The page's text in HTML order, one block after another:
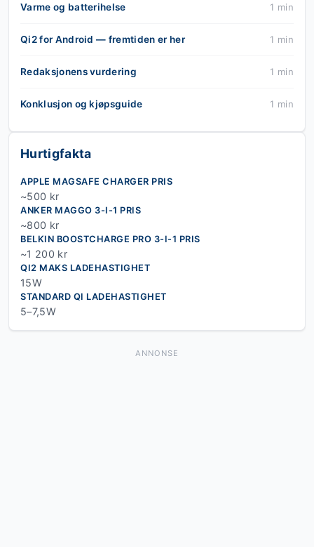
Varme og batterihelse 1 min
Qi2 for Android — fremtiden er her 1 min
Redaksjonens vurdering 1 min
Konklusjon og kjøpsguide 1 min
Hurtigfakta
APPLE MAGSAFE CHARGER PRIS
~500 kr
ANKER MAGGO 3-I-1 PRIS
~800 kr
BELKIN BOOSTCHARGE PRO 3-I-1 PRIS
~1 200 kr
QI2 MAKS LADEHASTIGHET
15W
STANDARD QI LADEHASTIGHET
5–7,5W
ANNONSE